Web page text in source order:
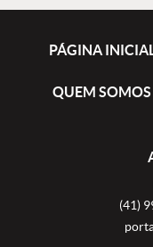
PÁGINA
QUEM SOMOS
(41)